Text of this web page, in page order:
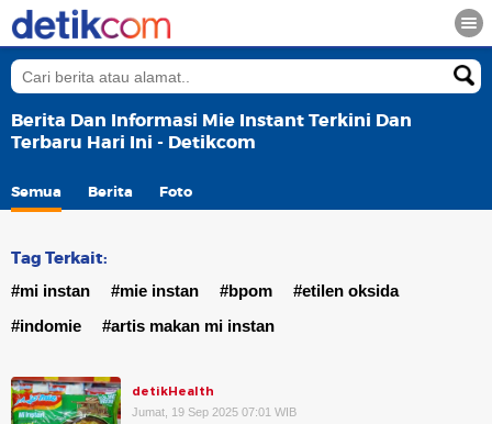
Berita Dan Informasi Mie Instant Terkini Dan
Terbaru Hari Ini - Detikcom
Semua Berita Foto
Tag Terkait:
#mi instan #mie instan #bpom
#etilen oksida
#indomie
#artis makan mi instan
detikHealth
Jumat, 19 Sep 2025 07:01 WIB